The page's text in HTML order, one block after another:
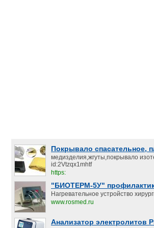
Покрывало спасательное,
медизделия,жгуты,покрывало
id:2Vtzqx1mhtf
https:
"БИОТЕРМ-5У"
Нагревательное устройство
www.rosmed.ru
Анализатор электролитов